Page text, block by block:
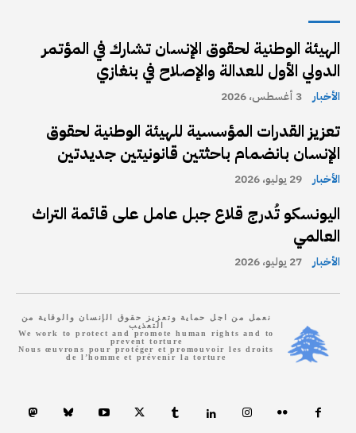
الهيئة الوطنية لحقوق الإنسان تشارك في المؤتمر
الدولي الأول للعدالة والإصلاح في بنغازي
الأخبار 3 أغسطس، 2026
تعزيز القدرات المؤسسية للهيئة الوطنية لحقوق
الإنسان بانضمام باحثتين قانونيتين جديدتين
الأخبار 29 يوليو، 2026
اليونسكو تُدرج قلاع جبل عامل على قائمة التراث
العالمي
الأخبار 27 يوليو، 2026
نعمل من اجل حماية وتعزيز حقوق الإنسان والوقاية من
التعذيب
We work to protect and promote human rights and to
prevent torture
Nous œuvrons pour protéger et promouvoir les droits
de l’homme et prévenir la torture